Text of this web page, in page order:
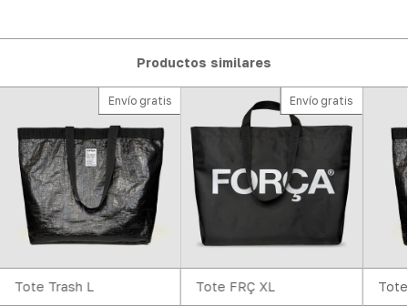
Productos similares
Envío gratis
Tote Trash L
Envío gratis
Tote FRÇ XL